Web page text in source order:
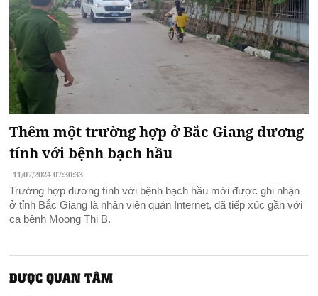
Thêm một trường hợp ở Bắc Giang dương
tính với bệnh bạch hầu
11/07/2024 07:30:33
Trường hợp dương tính với bệnh bạch hầu mới được ghi nhận
ở tỉnh Bắc Giang là nhân viên quán Internet, đã tiếp xúc gần với
ca bệnh Moong Thị B.
ĐƯỢC QUAN TÂM